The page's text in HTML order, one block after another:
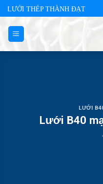
Skip
to
content
LƯỚI THÉP THÀNH ĐẠT
LƯỚI
Lưới B40